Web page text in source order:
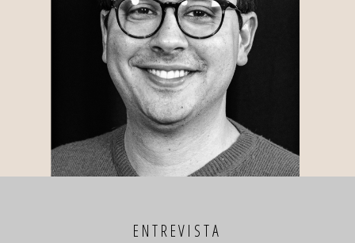
ENTREVISTA